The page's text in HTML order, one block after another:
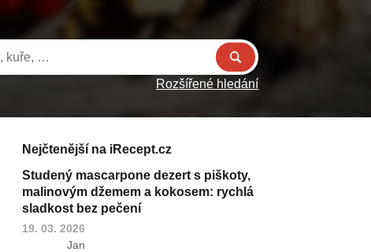
Rozšířené hledání
Nejčtenější na iRecept.cz
Studený mascarpone dezert s piškoty,
malinovým džemem a kokosem: rychlá
sladkost bez pečení
19. 03. 2026
Jan